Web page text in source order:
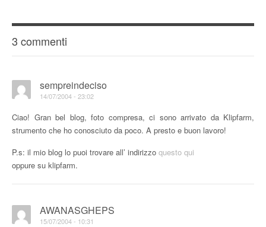
3 commenti
sempreindeciso
14/07/2004 - 23:02
Ciao! Gran bel blog, foto compresa, ci sono arrivato da Klipfarm,
strumento che ho conosciuto da poco. A presto e buon lavoro!
P.s: il mio blog lo puoi trovare all’ indirizzo questo qui
oppure su klipfarm.
AWANASGHEPS
15/07/2004 - 10:31